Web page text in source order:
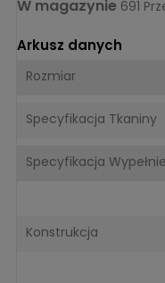
W magazynie 691
Arkusz danych
Rozmiar
Specyfikacja Tkaniny
Specyfikacja
Konstrukcja